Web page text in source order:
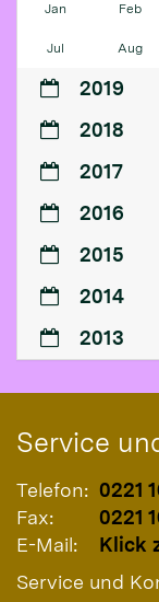
Jan Feb
Jul Aug
2019
2018
2017
2016
2015
2014
2013
Service
Telefon: 0221
Fax:
0221
E-Mail:
Klick
Service und